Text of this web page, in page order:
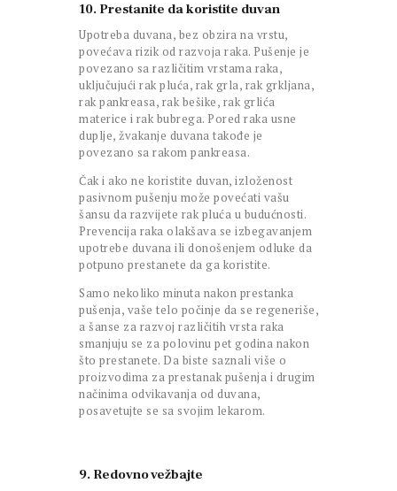
10. Prestanite da koristite duvan
Upotreba duvana, bez obzira na vrstu,
povećava rizik od razvoja raka. Pušenje je
povezano sa različitim vrstama raka,
uključujući rak pluća, rak grla, rak grkljana,
rak pankreasa, rak bešike, rak grlića
materice i rak bubrega. Pored raka usne
duplje, žvakanje duvana takođe je
povezano sa rakom pankreasa.
Čak i ako ne koristite duvan, izloženost
pasivnom pušenju može povećati vašu
šansu da razvijete rak pluća u budućnosti.
Prevencija raka olakšava se izbegavanjem
upotrebe duvana ili donošenjem odluke da
potpuno prestanete da ga koristite.
Samo nekoliko minuta nakon prestanka
pušenja, vaše telo počinje da se regeneriše,
a šanse za razvoj različitih vrsta raka
smanjuju se za polovinu pet godina nakon
što prestanete. Da biste saznali više o
proizvodima za prestanak pušenja i drugim
načinima odvikavanja od duvana,
posavetujte se sa svojim lekarom.
9. Redovno vežbajte